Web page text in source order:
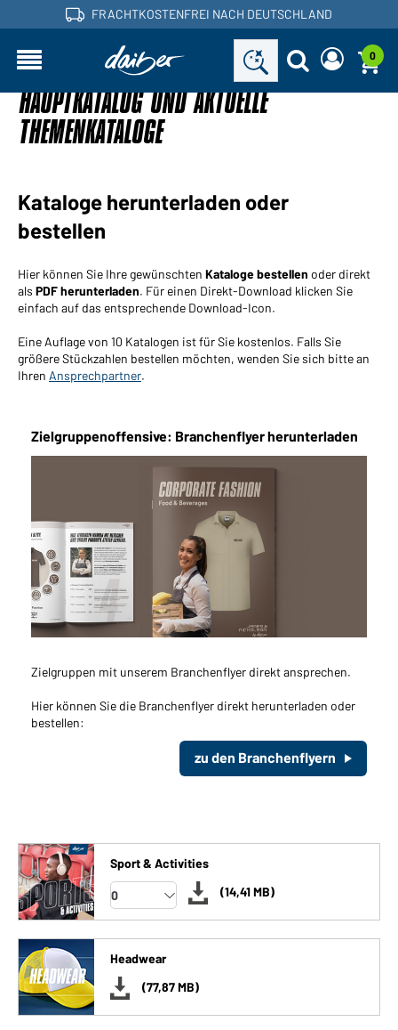
FRACHTKOSTENFREI NACH DEUTSCHLAND
Sind Sie ein Händler und haben bereits ein
Kundenkonto?
Benutzername:
Passwort:
vergessen?
Jetzt Kunde werden!
einkaufen?
Hier geht's zu unserem Endkundenshop
Neues Passwort anfordern
Benutzername:
Zurück
zum Login
0
HAUPTKATALOG UND AKTUELLE
THEMENKATALOGE
Kataloge herunterladen oder
bestellen
Hier können Sie Ihre gewünschten Kataloge bestellen oder direkt
als PDF herunterladen. Für einen Direkt-Download klicken Sie
einfach auf das entsprechende Download-Icon.
Eine Auflage von 10 Katalogen ist für Sie kostenlos. Falls Sie
größere Stückzahlen bestellen möchten, wenden Sie sich bitte an
Ihren Ansprechpartner.
Zielgruppenoffensive: Branchenflyer herunterladen
Zielgruppen mit unserem Branchenflyer direkt ansprechen.
Hier können Sie die Branchenflyer direkt herunterladen oder
bestellen:
zu den Branchenflyern
Sport & Activities
(14,41 MB)
Headwear
(77,87 MB)